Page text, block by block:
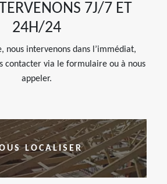
7J/7 ET
24H/24
nous intervenons dans l’immédiat,
contacter via le formulaire ou à nous
appeler.
LOCALISER